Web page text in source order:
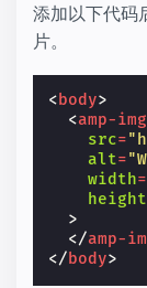
添加以下代码
片。
<body>
<amp-img
src=
alt=
width=
height
>
</amp-
</body>